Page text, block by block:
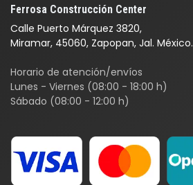
Ferrosa Construcción Center
Calle Puerto Márquez 3820,
Miramar, 45060, Zapopan, Jal. México.
Horario de atención/envíos
Lunes - Viernes (08:00 - 18:00 h)
Sábado (08:00 - 12:00 h)